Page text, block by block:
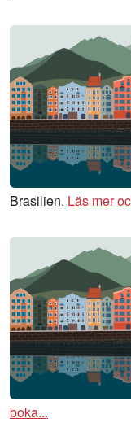
Brasilien. Läs mer
boka...